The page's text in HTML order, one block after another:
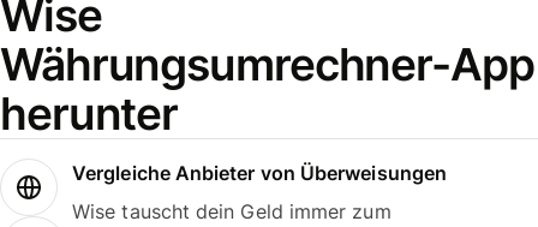
Wise
Währungsumrechner-App
herunter
Vergleiche Anbieter von Überweisungen
Wise tauscht dein Geld immer zum